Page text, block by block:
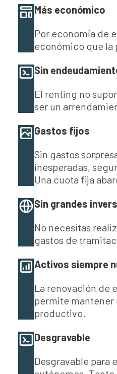
Más económico
Por economía de
económico que la
Sin
El renting no
ser un
Gastos fijos
Sin gastos
inesperadas,
Una cuota fija
Sin grandes
No necesitas
gastos de
Activos siempre
La renovación de
permite mantener
productivo.
Desgravable
Desgravable para